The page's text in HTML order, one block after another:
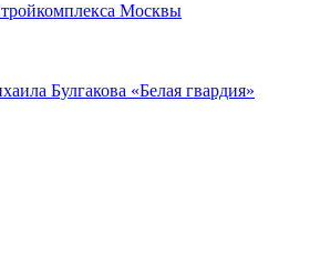
Москвы
Булгакова «Белая гвардия»